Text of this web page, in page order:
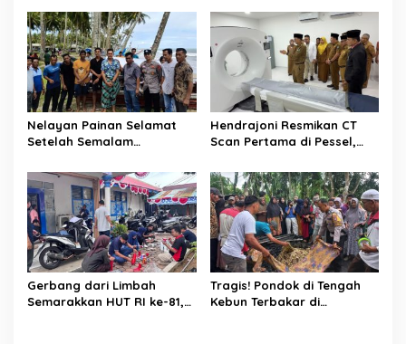
Padang, Seorang Pria
Diamankan
yang Profesional
Nelayan Painan Selamat
Setelah Semalam
Ditemukan Warga Lakitan
Selatan
Hendrajoni Resmikan CT
Scan Pertama di Pessel,
Layani Pemeriksaan 24 Jam
Gerbang dari Limbah
Semarakkan HUT RI ke-81,
Tragis! Pondok di Tengah
Kebun Terbakar di